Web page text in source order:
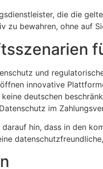
die die
zu bewahren, ohne auf
und
innovative
deutschen
im
hin, dass in den